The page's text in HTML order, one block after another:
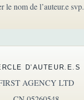
le nom de l’auteur.e svp.
D’AUTEUR.E.S
AGENCY LTD